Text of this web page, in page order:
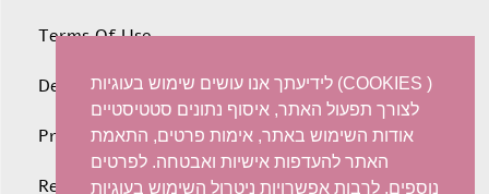
Terms Of Use
Deliveries
Privacy policy
Refunds and Exchanges
לידיעתך אנו עושים שימוש בעוגיות (COOKIES )
לצורך תפעול האתר, איסוף נתונים סטטיסטיים
אודות השימוש באתר, אימות פרטים, התאמת
האתר להעדפות אישיות ואבטחה. לפרטים
נוספים, לרבות אפשרויות ניטרול השימוש בעוגיות